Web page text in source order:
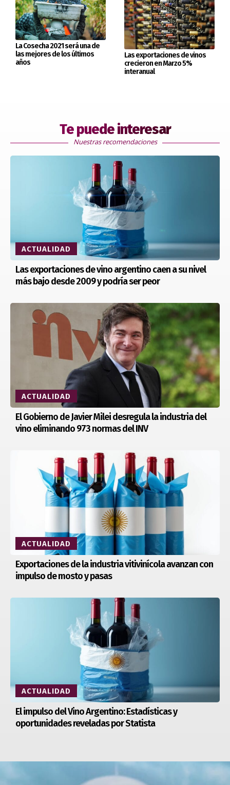
La Cosecha 2021 será una de
las mejores de los últimos
años
Las exportaciones de vinos
crecieron en Marzo 5%
interanual
Te puede interesar
Nuestras recomendaciones
ACTUALIDAD
Las exportaciones de vino argentino caen a su nivel
más bajo desde 2009 y podría ser peor
ACTUALIDAD
El Gobierno de Javier Milei desregula la industria del
vino eliminando 973 normas del INV
ACTUALIDAD
Exportaciones de la industria vitivinícola avanzan con
impulso de mosto y pasas
ACTUALIDAD
El impulso del Vino Argentino: Estadísticas y
oportunidades reveladas por Statista